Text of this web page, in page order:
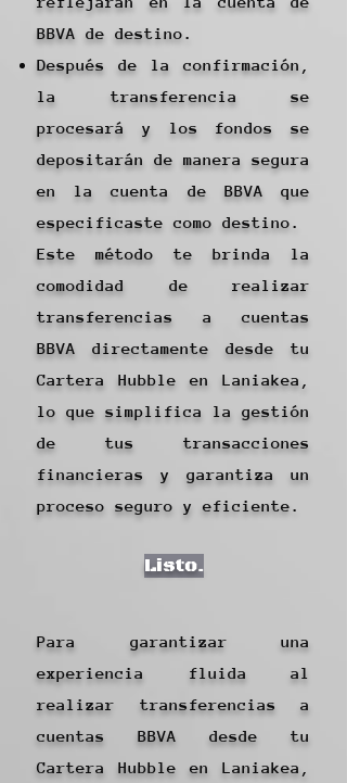
BBVA de destino.
Después de la confirmación,
la transferencia se
procesará y los fondos se
depositarán de manera segura
en la cuenta de BBVA que
especificaste como destino.
Este método te brinda la
comodidad de realizar
transferencias a cuentas
BBVA directamente desde tu
Cartera Hubble en Laniakea,
lo que simplifica la gestión
de tus transacciones
financieras y garantiza un
proceso seguro y eficiente.
Listo.
Para garantizar una
experiencia fluida al
realizar transferencias a
cuentas BBVA desde tu
Cartera Hubble en Laniakea,